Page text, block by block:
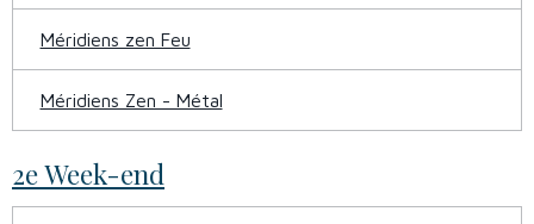
Méridiens zen Feu
Méridiens Zen - Métal
2e Week-end